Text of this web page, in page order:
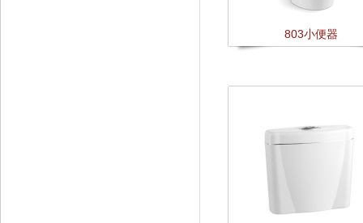
803小便器